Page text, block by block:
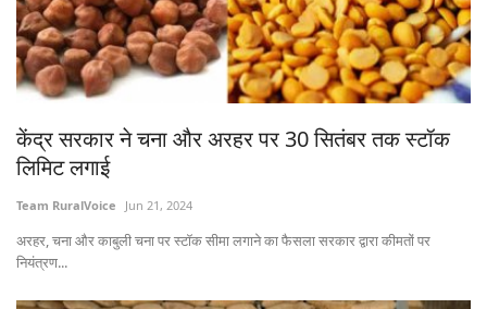
केंद्र सरकार ने चना और अरहर पर 30 सितंबर तक स्टॉक
लिमिट लगाई
Team RuralVoice Jun 21, 2024
अरहर, चना और काबुली चना पर स्टॉक सीमा लगाने का फैसला सरकार द्वारा कीमतों पर
नियंत्रण...